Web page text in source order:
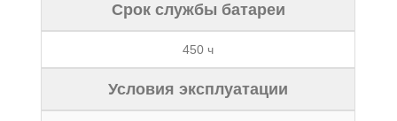
Срок службы батареи
450 ч
Условия эксплуатации